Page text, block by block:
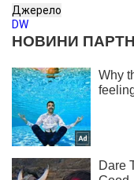
Джерело
DW